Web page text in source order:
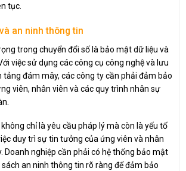
tục.
an ninh thông tin
trong chuyển đổi số là bảo mật dữ liệu và
việc sử dụng các công cụ công nghệ và lưu
tảng đám mây, các công ty cần phải đảm bảo
viên, nhân viên và các quy trình nhân sự
chỉ là yêu cầu pháp lý mà còn là yếu tố
duy trì sự tin tưởng của ứng viên và nhân
Doanh nghiệp cần phải có hệ thống bảo mật
an ninh thông tin rõ ràng để đảm bảo